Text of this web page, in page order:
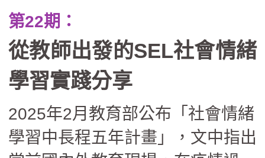
生透過實地走讀了解在地歷史，並
將課本內容與社區歷史相結合。最
終，透過這些實踐，學生不僅能夠
判思維及生活應用能力。
第22期：
從教師出發的SEL社會情緒
學習實踐分享
2025年2月教育部公布「社會情緒
學習中長程五年計畫」，文中指出